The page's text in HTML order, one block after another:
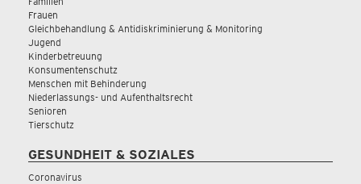
Frauen
Gleichbehandlung & Antidiskriminierung & Monitoring
Jugend
Kinderbetreuung
Konsumentenschutz
Menschen mit Behinderung
Niederlassungs- und Aufenthaltsrecht
Senioren
Tierschutz
GESUNDHEIT & SOZIALES
Coronavirus